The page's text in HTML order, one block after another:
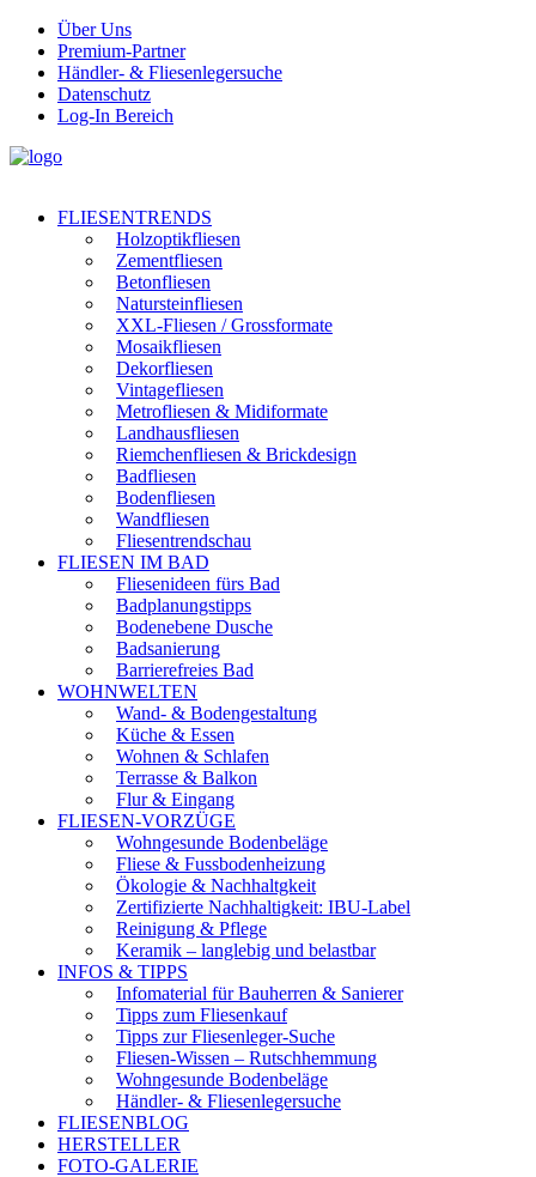
Über Uns
Premium-Partner
Händler- & Fliesenlegersuche
Datenschutz
Log-In Bereich
FLIESENTRENDS
Holzoptikfliesen
Zementfliesen
Betonfliesen
Natursteinfliesen
XXL-Fliesen / Grossformate
Mosaikfliesen
Dekorfliesen
Vintagefliesen
Metrofliesen & Midiformate
Landhausfliesen
Riemchenfliesen & Brickdesign
Badfliesen
Bodenfliesen
Wandfliesen
Fliesentrendschau
FLIESEN IM BAD
Fliesenideen fürs Bad
Badplanungstipps
Bodenebene Dusche
Badsanierung
Barrierefreies Bad
WOHNWELTEN
Wand- & Bodengestaltung
Küche & Essen
Wohnen & Schlafen
Terrasse & Balkon
Flur & Eingang
FLIESEN-VORZÜGE
Wohngesunde Bodenbeläge
Fliese & Fussbodenheizung
Ökologie & Nachhaltgkeit
Zertifizierte Nachhaltigkeit: IBU-Label
Reinigung & Pflege
Keramik – langlebig und belastbar
INFOS & TIPPS
Infomaterial für Bauherren & Sanierer
Tipps zum Fliesenkauf
Tipps zur Fliesenleger-Suche
Fliesen-Wissen – Rutschhemmung
Wohngesunde Bodenbeläge
Händler- & Fliesenlegersuche
FLIESENBLOG
HERSTELLER
FOTO-GALERIE